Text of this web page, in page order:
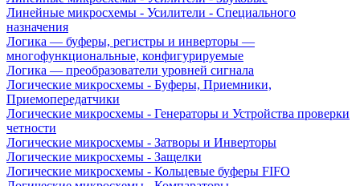
Линейные микросхемы - Усилители - Специального
назначения
Логика — буферы, регистры и инверторы —
многофункциональные, конфигурируемые
Логика — преобразователи уровней сигнала
Логические микросхемы - Буферы, Приемники,
Приемопередатчики
Логические микросхемы - Генераторы и Устройства проверки
четности
Логические микросхемы - Затворы и Инверторы
Логические микросхемы - Защелки
Логические микросхемы - Кольцевые буферы FIFO